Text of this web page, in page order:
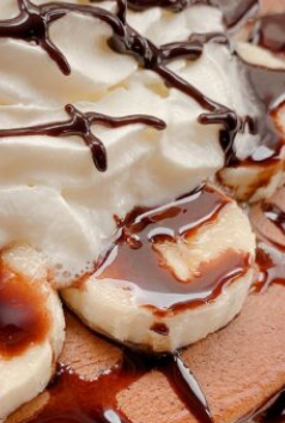
バ
ナ
ナ
プ
ロ
テ
ン
ケ
ー
キ)